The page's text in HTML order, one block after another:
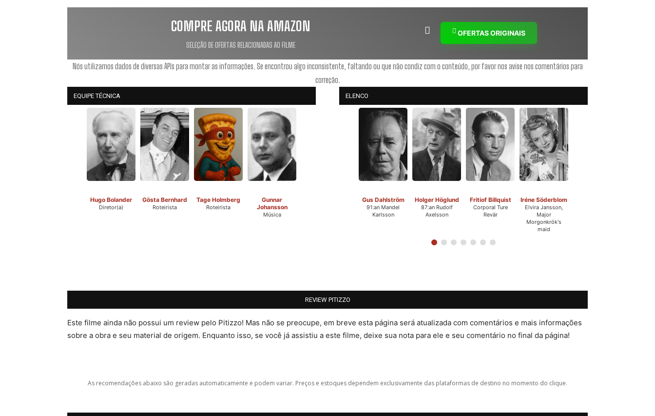
COMPRE AGORA NA AMAZON
SELEÇÃO DE OFERTAS RELACIONADAS AO FILME
OFERTAS ORIGINAIS
Nós utilizamos dados de diversas APIs para montar as informações. Se encontrou algo inconsistente, faltando ou que não condiz com o conteúdo, por favor nos avise nos comentários para
correção.
EQUIPE TÉCNICA
Hugo Bolander
Diretor(a)
Gösta Bernhard
Roteirista
Tage Holmberg
Roteirista
Gunnar
Johansson
Música
ELENCO
Gus Dahlström
91:an Mandel
Karlsson
Holger Höglund
87:an Rudolf
Axelsson
Fritiof Billquist
Corporal Ture
Revär
Iréne Söderblom
Elvira Jansson,
Major
Morgonkrök's
maid
REVIEW PITIZZO
Este filme ainda não possui um review pelo Pitizzo! Mas não se preocupe, em breve esta página será atualizada com comentários e mais informações
sobre a obra e seu material de origem. Enquanto isso, se você já assistiu a este filme, deixe sua nota para ele e seu comentário no final da página!
As recomendações abaixo são geradas automaticamente e podem variar. Preços e estoques dependem exclusivamente das plataformas de destino no momento do clique.